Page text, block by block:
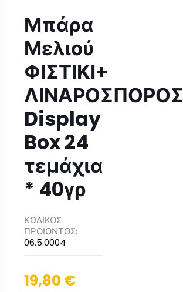
Μπάρα
Μελιού
ΦΙΣΤΙΚΙ+
ΛΙΝΑΡΟΣΠΟΡΟΣ
Display
Box 24
τεμάχια
* 40γρ
ΚΩΔΙΚΟΣ
ΠΡΟΪΟΝΤΟΣ:
06.5.0004
19,80 €